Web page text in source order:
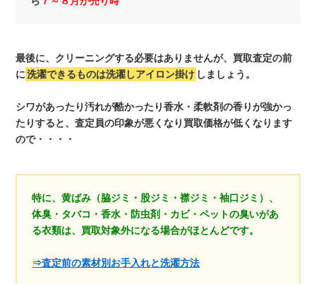
最後に、クリーニングする必要はありませんが、買取査定の前
に 洗濯できるものは洗濯しアイロン掛け しましょう。
シワがあったり汚れが酷かったり香水・柔軟剤の香りが強かっ
たりすると、査定員の印象が悪くなり買取価格が低くなります
ので・・・・
特に、黄ばみ（脇ジミ・股ジミ・襟ジミ・袖口ジミ）、
体臭・タバコ・香水・防虫剤・カビ・ペットの臭いがあ
る衣類は、買取対象外になる場合がほとんどです。
⇒査定前の素材別お手入れと洗濯方法